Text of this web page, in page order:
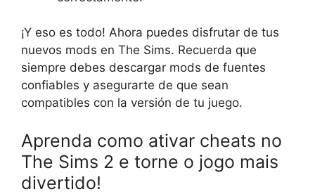
¡Y eso es todo! Ahora puedes disfrutar de tus
nuevos mods en The Sims. Recuerda que
siempre debes descargar mods de fuentes
confiables y asegurarte de que sean
compatibles con la versión de tu juego.
Aprenda como ativar cheats no
The Sims 2 e torne o jogo mais
divertido!